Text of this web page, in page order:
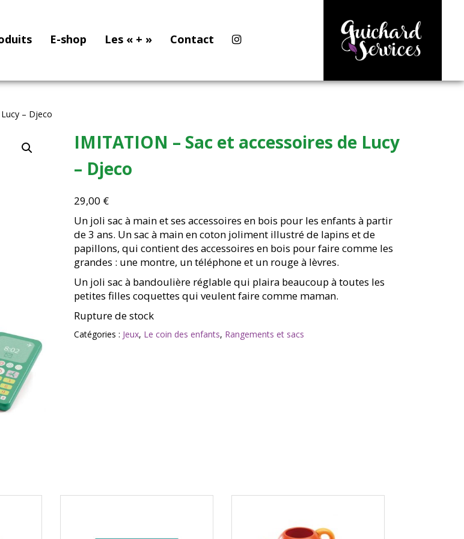
E-shop Les « + » Contact
– Djeco
IMITATION – Sac et accessoires de Lucy
– Djeco
29,00 €
Un joli sac à main et ses accessoires en bois pour les enfants à partir
de 3 ans. Un sac à main en coton joliment illustré de lapins et de
papillons, qui contient des accessoires en bois pour faire comme les
grandes : une montre, un téléphone et un rouge à lèvres.
Un joli sac à bandoulière réglable qui plaira beaucoup à toutes les
petites filles coquettes qui veulent faire comme maman.
Rupture de stock
Catégories : Jeux, Le coin des enfants, Rangements et sacs